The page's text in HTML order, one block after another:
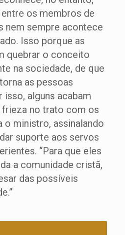
os membros de
nem sempre acontece
Isso porque as
quebrar o conceito
na sociedade, de que
as pessoas
isso, alguns acabam
no trato com os
o ministro, assinalando
suporte aos servos
“Para que eles
a comunidade cristã,
das possíveis